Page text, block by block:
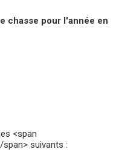
chasse pour l'année en
<span
suivants :